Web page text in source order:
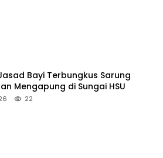
Bayi Terbungkus Sarung
Mengapung di Sungai HSU
22